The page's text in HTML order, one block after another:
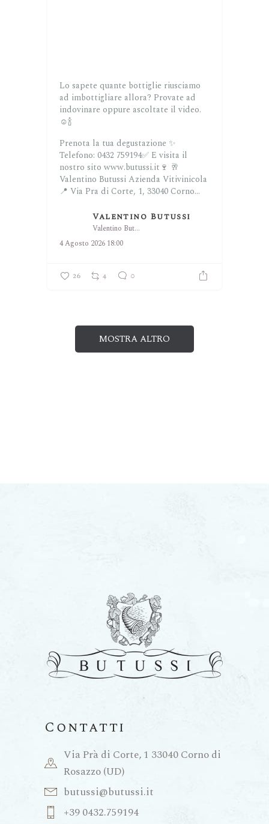
Lo sapete quante bottiglie riusciamo
ad imbottigliare allora? Provate ad
indovinare oppure ascoltate il video.
☺️🍾
Prenota la tua degustazione ✨
Telefono: 0432 759194✅ E visita il
nostro sito www.butussi.it🍷 🥂
Valentino Butussi Azienda Vitivinicola
📍 Via Pra di Corte, 1, 33040 Corno...
Valentino Butussi
Valentino Butussi
4 Agosto 2026 18:00
26 4 0
MOSTRA ALTRO
Contatti
Via Prà di Corte, 1 33040 Corno di
Rosazzo (UD)
butussi@butussi.it
+39 0432.759194